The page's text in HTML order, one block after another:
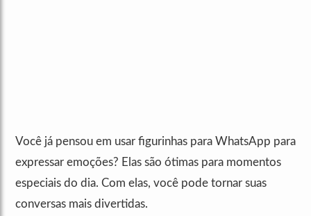
Você já pensou em usar figurinhas para WhatsApp para
expressar emoções? Elas são ótimas para momentos
especiais do dia. Com elas, você pode tornar suas
conversas mais divertidas.